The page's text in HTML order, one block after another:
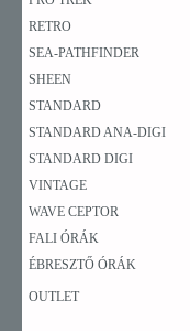
RETRO
SEA-PATHFINDER
SHEEN
STANDARD
STANDARD ANA-DIGI
STANDARD DIGI
VINTAGE
WAVE CEPTOR
FALI ÓRÁK
ÉBRESZTŐ ÓRÁK
OUTLET